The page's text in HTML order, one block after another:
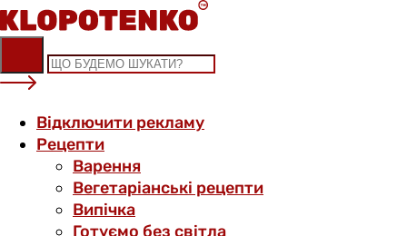
Skip
to
content
Відключити рекламу
Рецепти
Варення
Вегетаріанські рецепти
Випічка
Готуємо без світла